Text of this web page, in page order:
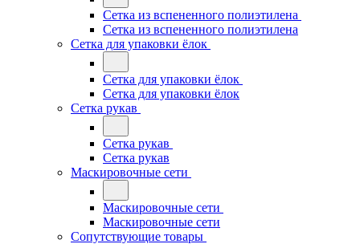
Сетка из вспененного полиэтилена
Сетка из вспененного полиэтилена
Сетка для упаковки ёлок
Сетка для упаковки ёлок
Сетка для упаковки ёлок
Сетка рукав
Сетка рукав
Сетка рукав
Маскировочные сети
Маскировочные сети
Маскировочные сети
Сопутствующие товары